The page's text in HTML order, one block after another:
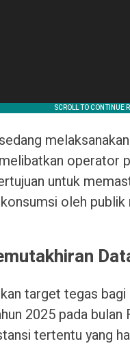
operator
untuk
oleh
target tegas
2025 pada
tertentu yang